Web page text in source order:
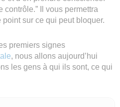
contrôle.” Il vous permettra
sur ce qui peut bloquer.
premiers signes
, nous allons aujourd’hui
les gens à qui ils sont, ce qui